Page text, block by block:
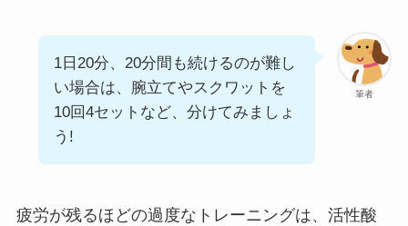
筆者
1日20分、20分間も続けるのが難し
い場合は、腕立てやスクワットを
10回4セットなど、分けてみましょ
う!
疲労が残るほどの過度なトレーニングは、活性酸